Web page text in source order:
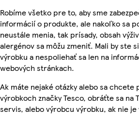
Robíme všetko pre to, aby sme
informácií o produkte, ale nakoľko sa
neustále menia, tak prísady, obsah
alergénov sa môžu zmeniť. Mali by ste
výrobku a nespoliehať sa len na
webových stránkach.
Ak máte nejaké otázky alebo sa
výrobkoch značky Tesco, obráťte sa na
servis, alebo výrobcu výrobku, ak nie je